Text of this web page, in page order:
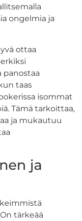
ongelmia ja
ottaa
panostaa
taas
isommat
Tämä tarkoittaa,
ja mukautuu
ja
tärkeää